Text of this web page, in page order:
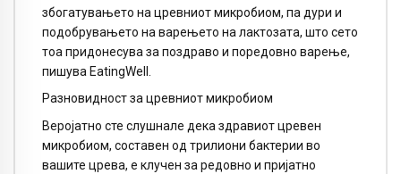
збогатувањето на цревниот микробиом, па дури и
подобрувањето на варењето на лактозата, што сето
тоа придонесува за поздраво и поредовно варење,
пишува EatingWell.
Разновидност за цревниот микробиом
Веројатно сте слушнале дека здравиот цревен
микробиом, составен од трилиони бактерии во
вашите црева, е клучен за редовно и пријатно